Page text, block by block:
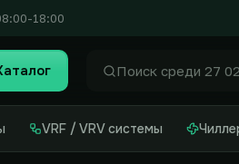
18:00
Найти
VRF / VRV системы